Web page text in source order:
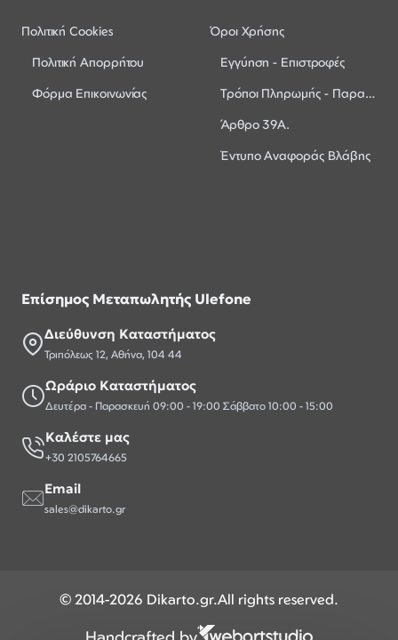
Πολιτική Cookies
Πολιτική Απορρήτου
Φόρμα Επικοινωνίας
Όροι Χρήσης
Εγγύηση - Επιστροφές
Τρόποι Πληρωμής - Παραλαβής
Άρθρο 39Α.
Έντυπο Αναφοράς Βλάβης
Επίσημος Μεταπωλητής Ulefone
Διεύθυνση Καταστήματος
Τριπόλεως 12, Αθήνα, 104 44
Ωράριο Καταστήματος
Δευτέρα - Παρασκευή 09:00 - 19:00 Σάββατο 10:00 - 15:00
Καλέστε μας
+30 2105764665
Email
sales@dikarto.gr
© 2014-2026 Dikarto.gr.All rights reserved.